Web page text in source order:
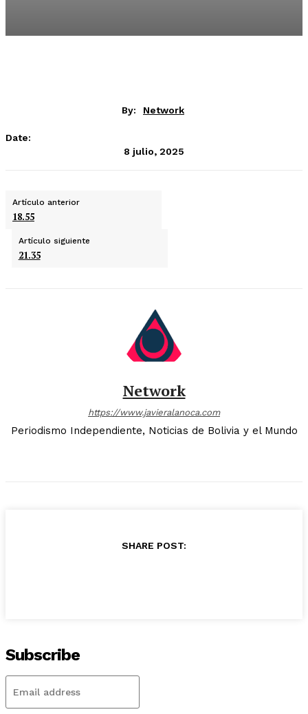
By: Network
Date:
8 julio, 2025
Artículo anterior
18.55
Artículo siguiente
21.35
Network
https://www.javieralanoca.com
Periodismo Independiente, Noticias de Bolivia y el Mundo
SHARE POST:
Subscribe